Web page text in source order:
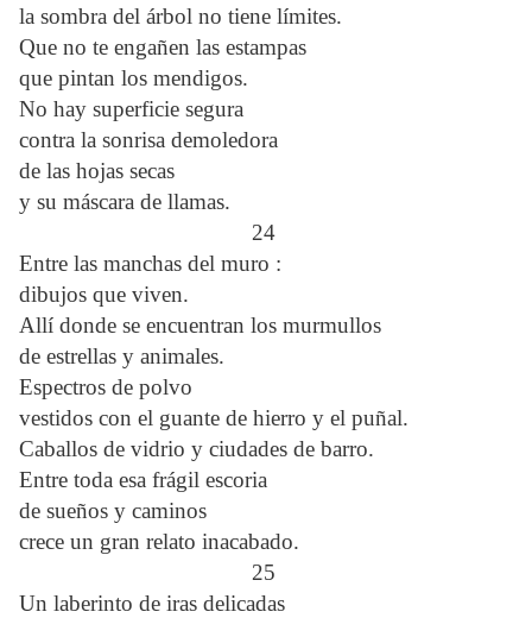
la sombra del árbol no tiene límites.
Que no te engañen las estampas
que pintan los mendigos.
No hay superficie segura
contra la sonrisa demoledora
de las hojas secas
y su máscara de llamas.
24
Entre las manchas del muro :
dibujos que viven.
Allí donde se encuentran los murmullos
de estrellas y animales.
Espectros de polvo
vestidos con el guante de hierro y el puñal.
Caballos de vidrio y ciudades de barro.
Entre toda esa frágil escoria
de sueños y caminos
crece un gran relato inacabado.
25
Un laberinto de iras delicadas